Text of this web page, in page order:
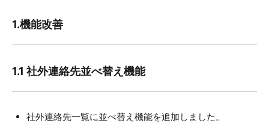
1.機能改善
1.1 社外連絡先並べ替え機能
社外連絡先一覧に並べ替え機能を追加しました。